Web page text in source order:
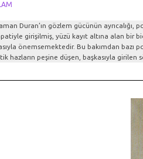
Duran’ın gözlem gücünün
girişilmiş, yüzü kayıt altına alan bir
önemsemektedir. Bu bakımdan
hazların peşine düşen, başkasıyla